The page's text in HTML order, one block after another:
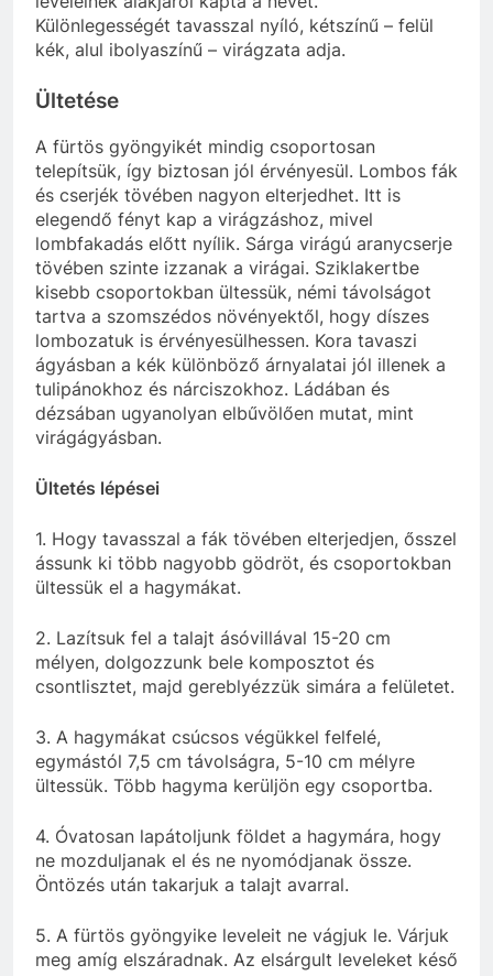
Különlegességét tavasszal nyíló, kétszínű – felül
kék, alul ibolyaszínű – virágzata adja.
Ültetése
A fürtös gyöngyikét mindig csoportosan
telepítsük, így biztosan jól érvényesül. Lombos fák
és cserjék tövében nagyon elterjedhet. Itt is
elegendő fényt kap a virágzáshoz, mivel
lombfakadás előtt nyílik. Sárga virágú aranycserje
tövében szinte izzanak a virágai. Sziklakertbe
kisebb csoportokban ültessük, némi távolságot
tartva a szomszédos növényektől, hogy díszes
lombozatuk is érvényesülhessen. Kora tavaszi
ágyásban a kék különböző árnyalatai jól illenek a
tulipánokhoz és nárciszokhoz. Ládában és
dézsában ugyanolyan elbűvölően mutat, mint
virágágyásban.
Ültetés lépései
1. Hogy tavasszal a fák tövében elterjedjen, ősszel
ássunk ki több nagyobb gödröt, és csoportokban
ültessük el a hagymákat.
2. Lazítsuk fel a talajt ásóvillával 15-20 cm
mélyen, dolgozzunk bele komposztot és
csontlisztet, majd gereblyézzük simára a felületet.
3. A hagymákat csúcsos végükkel felfelé,
egymástól 7,5 cm távolságra, 5-10 cm mélyre
ültessük. Több hagyma kerüljön egy csoportba.
4. Óvatosan lapátoljunk földet a hagymára, hogy
ne mozduljanak el és ne nyomódjanak össze.
Öntözés után takarjuk a talajt avarral.
5. A fürtös gyöngyike leveleit ne vágjuk le. Várjuk
meg amíg elszáradnak. Az elsárgult leveleket késő